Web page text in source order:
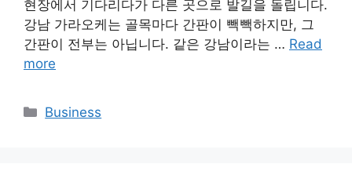
현장에서 기다리다가 다른 곳으로 발길을 돌립니다.
강남 가라오케는 골목마다 간판이 빽빽하지만, 그
간판이 전부는 아닙니다. 같은 강남이라는 … Read
more
Categories
Business